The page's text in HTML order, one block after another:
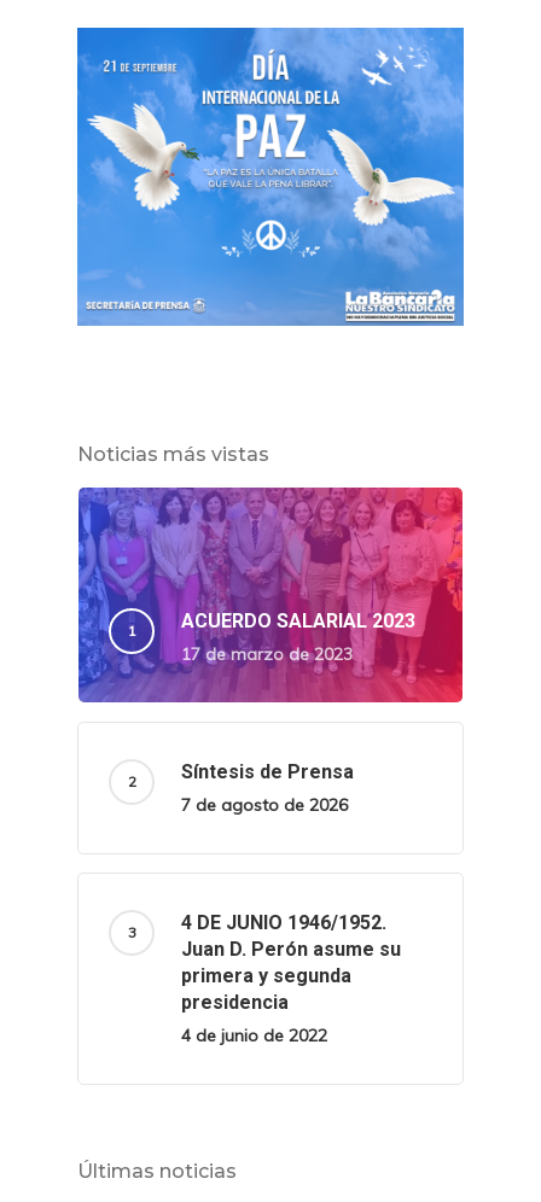
Noticias más vistas
ACUERDO SALARIAL 2023
17 de marzo de 2023
Síntesis de Prensa
7 de agosto de 2026
4 DE JUNIO 1946/1952.
Juan D. Perón asume su
primera y segunda
presidencia
4 de junio de 2022
Últimas noticias